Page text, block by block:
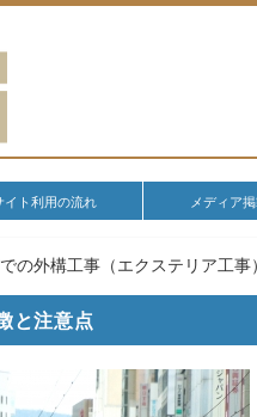
イト利用の流れ メディア
の外構工事（エクステリア工事
と注意点